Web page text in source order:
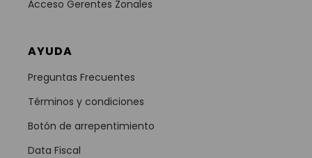
Acceso Gerentes Zonales
AYUDA
Preguntas Frecuentes
Términos y condiciones
Botón de arrepentimiento
Data Fiscal